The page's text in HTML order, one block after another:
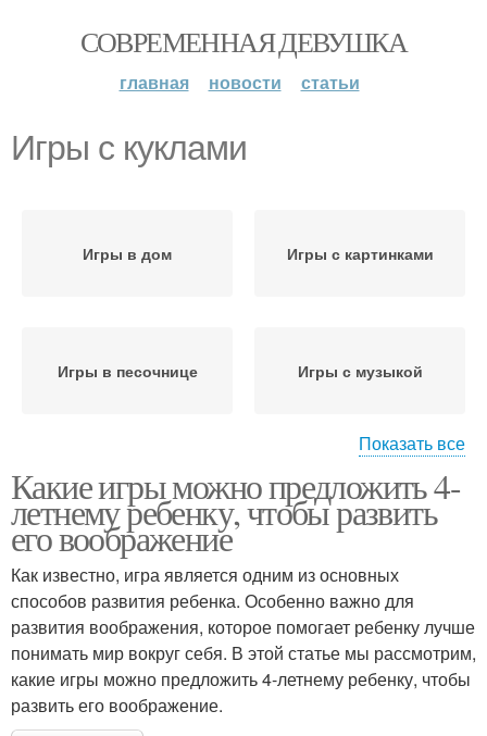
СОВРЕМЕННАЯ ДЕВУШКА
главная новости статьи
Игры с куклами
Игры в дом Игры с картинками
Игры в песочнице Игры с музыкой
Игры для развития Игры с кубиками
Игры с мячиком Игры с кружками
Показать все
Какие игры можно предложить 4-
летнему ребенку, чтобы развить
его воображение
Как известно, игра является одним из основных
способов развития ребенка. Особенно важно для
развития воображения, которое помогает ребенку лучше
понимать мир вокруг себя. В этой статье мы рассмотрим,
какие игры можно предложить 4-летнему ребенку, чтобы
развить его воображение.